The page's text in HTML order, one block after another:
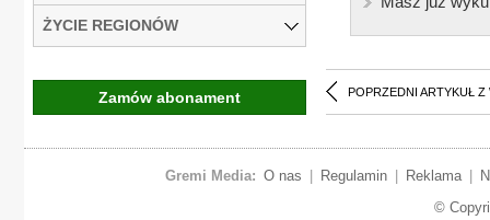
POPRZEDNI ARTYKUŁ Z
ŻYCIE REGIONÓW
Zamów abonament
Gremi Media: O nas Regulamin Reklama
©